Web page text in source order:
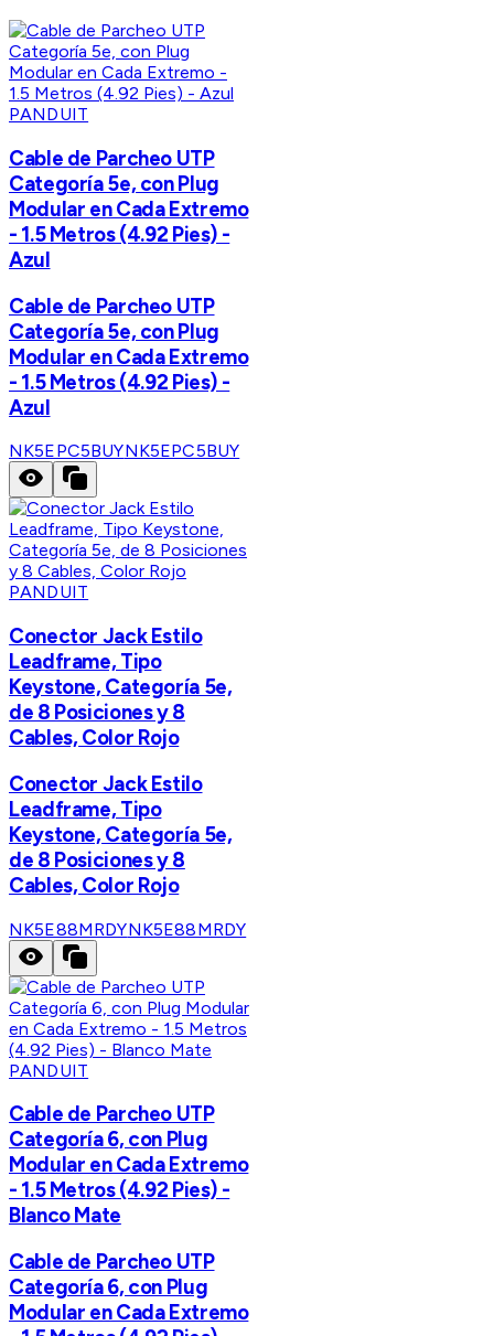
PANDUIT
Cable de Parcheo UTP
Categoría 5e, con Plug
Modular en Cada Extremo
- 1.5 Metros (4.92 Pies) -
Azul
Cable de Parcheo UTP
Categoría 5e, con Plug
Modular en Cada Extremo
- 1.5 Metros (4.92 Pies) -
Azul
NK5EPC5BUYNK5EPC5BUY
PANDUIT
Conector Jack Estilo
Leadframe, Tipo
Keystone, Categoría 5e,
de 8 Posiciones y 8
Cables, Color Rojo
Conector Jack Estilo
Leadframe, Tipo
Keystone, Categoría 5e,
de 8 Posiciones y 8
Cables, Color Rojo
NK5E88MRDYNK5E88MRDY
PANDUIT
Cable de Parcheo UTP
Categoría 6, con Plug
Modular en Cada Extremo
- 1.5 Metros (4.92 Pies) -
Blanco Mate
Cable de Parcheo UTP
Categoría 6, con Plug
Modular en Cada Extremo